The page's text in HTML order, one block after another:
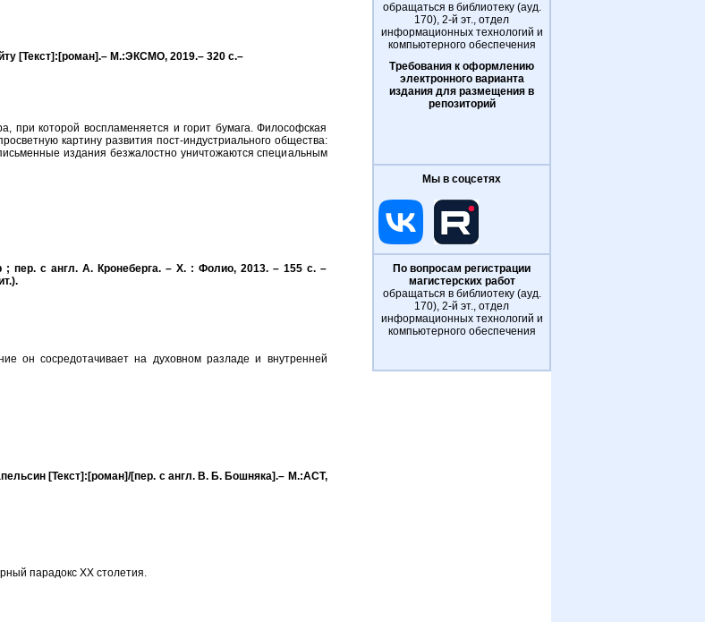
[Текст]:[роман].– М.:ЭКСМО, 2019.– 320 с.–
при которой воспламеняется и горит бумага. Философская
картину развития пост-индустриального общества:
издания безжалостно уничтожаются специальным
пер. с англ. А. Кронеберга. – Х. : Фолио, 2013. – 155 с. –
он сосредотачивает на духовном разладе и внутренней
[Текст]:[роман]/[пер. с англ. В. Б. Бошняка].– М.:АСТ,
парадокс XX столетия.
обращаться в библиотеку (ауд.
170), 2-й эт., отдел
информационных технологий и
компьютерного обеспечения
Требования к оформлению
электронного варианта
издания для размещения в
репозиторий
Мы в соцсетях
По вопросам регистрации
магистерских работ
обращаться в библиотеку (ауд.
170), 2-й эт., отдел
информационных технологий и
компьютерного обеспечения